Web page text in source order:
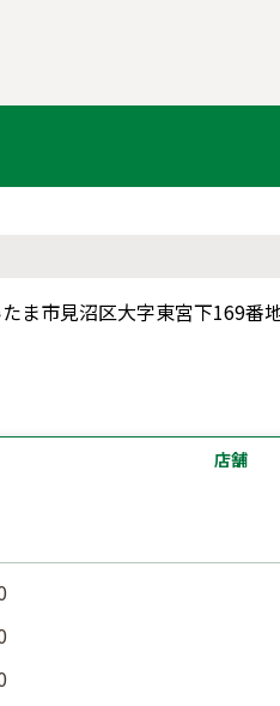
ま市見沼区大字東宮下169番
店舗